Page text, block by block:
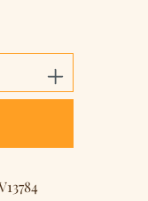
den